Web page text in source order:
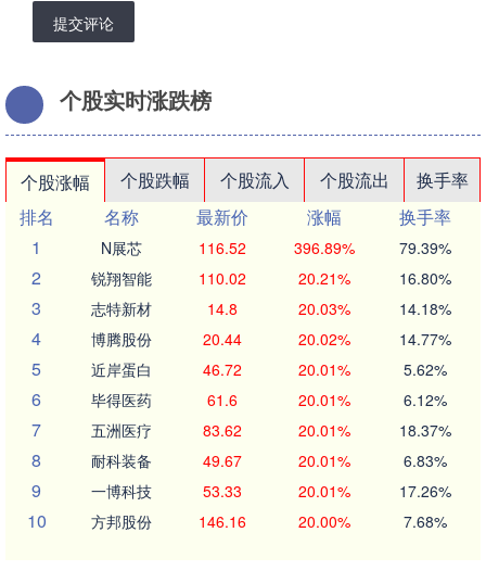
提交评论
个股实时涨跌榜
个股涨幅 个股跌幅 个股流入 个股流出
换手率
排名
名称 最新价 涨幅
换手率
1
N展芯 116.52 396.89% 79.39%
2 锐翔智能 110.02 20.21% 16.80%
3 志特新材 14.8 20.03% 14.18%
4 博腾股份 20.44 20.02% 14.77%
5 近岸蛋白 46.72 20.01% 5.62%
6 毕得医药 61.6 20.01% 6.12%
7 五洲医疗 83.62 20.01% 18.37%
8 耐科装备 49.67 20.01% 6.83%
9 一博科技 53.33 20.01% 17.26%
10 方邦股份 146.16 20.00% 7.68%